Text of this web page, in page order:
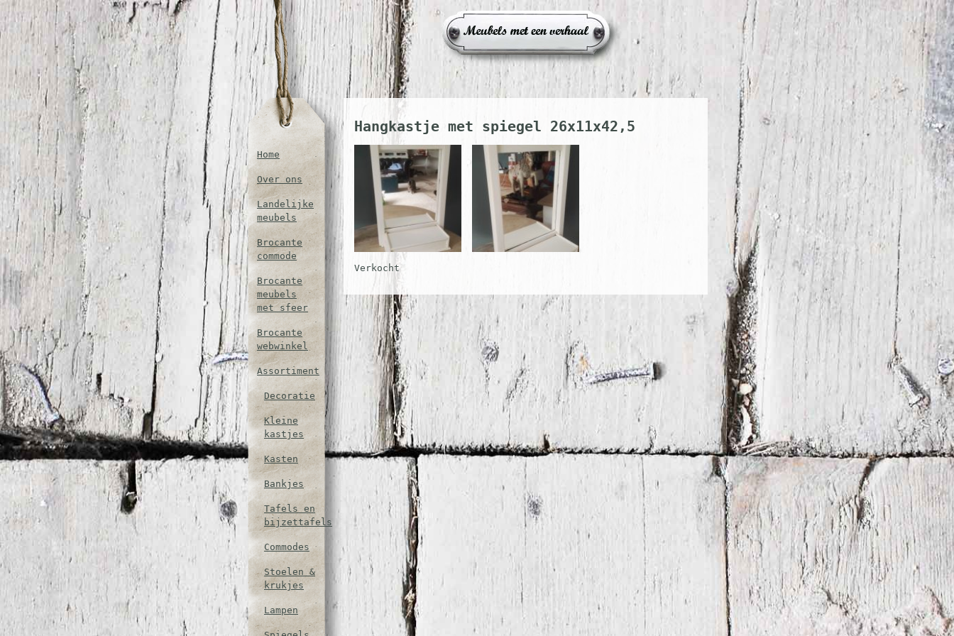
Home
Over ons
Landelijke
meubels
Brocante
commode
Brocante
meubels
met sfeer
Brocante
webwinkel
Assortiment
Decoratie
Kleine
kastjes
Kasten
Bankjes
Tafels en
bijzettafels
Commodes
Stoelen &
krukjes
Lampen
Hangkastje met spiegel 26x11x42,5
Verkocht